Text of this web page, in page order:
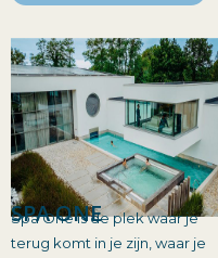
SPA ONE
Spa One is de plek waar je
terug komt in je zijn, waar je